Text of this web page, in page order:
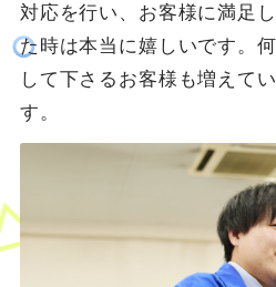
対応を行い、お客様に満足
た時は本当に嬉しいです。
して下さるお客様も増えて
す。